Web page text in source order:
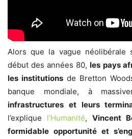
Alors que la vague néolibérale
début des années 80,les pays
les institutions de Bretton
banque mondiale, à
infrastructures et leurs
l’explique l’Humanité, Vincent
formidable opportunité et